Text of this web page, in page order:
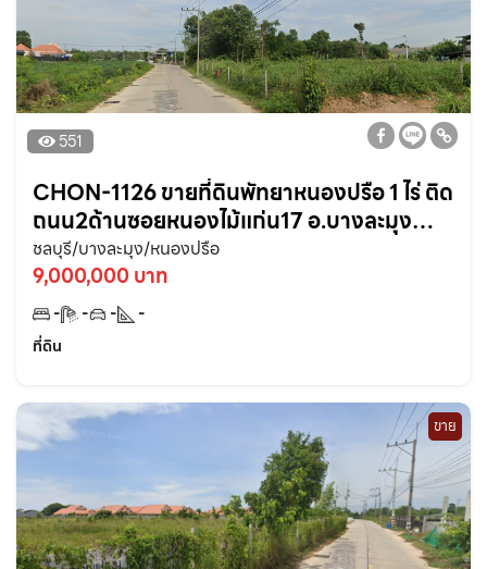
551
CHON-1126 ขายที่ดินพัทยาหนองปรือ 1 ไร่ ติด
ถนน2ด้านซอยหนองไม้แก่น17 อ.บางละมุง
ชลบุรี
ชลบุรี/บางละมุง/หนองปรือ
9,000,000 บาท
- - -
-
ที่ดิน
ขาย